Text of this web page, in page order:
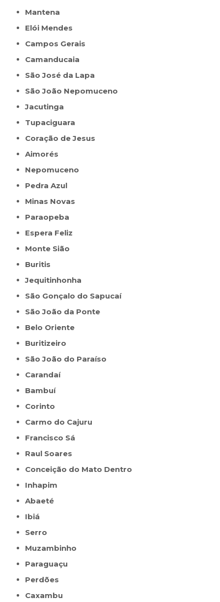
Mantena
Elói Mendes
Campos Gerais
Camanducaia
São José da Lapa
São João Nepomuceno
Jacutinga
Tupaciguara
Coração de Jesus
Aimorés
Nepomuceno
Pedra Azul
Minas Novas
Paraopeba
Espera Feliz
Monte Sião
Buritis
Jequitinhonha
São Gonçalo do Sapucaí
São João da Ponte
Belo Oriente
Buritizeiro
São João do Paraíso
Carandaí
Bambuí
Corinto
Carmo do Cajuru
Francisco Sá
Raul Soares
Conceição do Mato Dentro
Inhapim
Abaeté
Ibiá
Serro
Muzambinho
Paraguaçu
Perdões
Caxambu